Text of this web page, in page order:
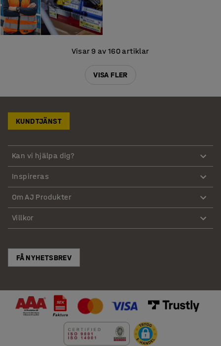
Visar 9 av 160 artiklar
VISA FLER
KUNDTJÄNST
Kan vi hjälpa dig?
Inspireras
Om AJ Produkter
Villkor
FÅ NYHETSBREV